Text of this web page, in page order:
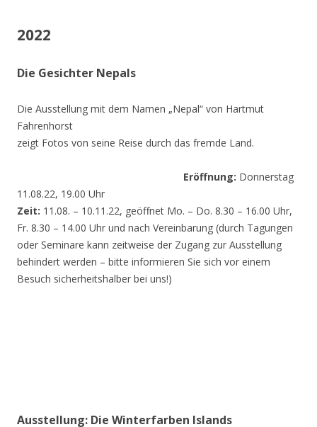
2022
Die Gesichter Nepals
Die Ausstellung mit dem Namen „Nepal“ von Hartmut
Fahrenhorst
zeigt Fotos von seine Reise durch das fremde Land.
Eröffnung: Donnerstag
11.08.22, 19.00 Uhr
Zeit: 11.08. – 10.11.22, geöffnet Mo. – Do. 8.30 – 16.00 Uhr,
Fr. 8.30 – 14.00 Uhr und nach Vereinbarung (durch Tagungen
oder Seminare kann zeitweise der Zugang zur Ausstellung
behindert werden – bitte informieren Sie sich vor einem
Besuch sicherheitshalber bei uns!)
Ausstellung: Die Winterfarben Islands